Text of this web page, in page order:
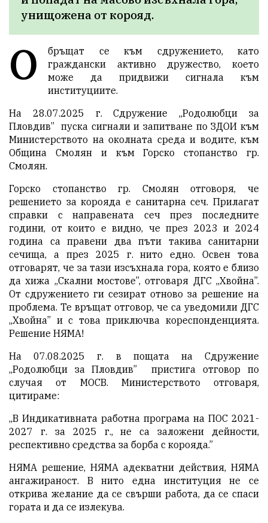
унищожена от корояд.
О
бръщат се към сдружението, като
граждански активно дружество, което
може да придвижи сигнала към
институциите.
На 28.07.2025 г. Сдружение „Родолюбци за
Пловдив” пуска сигнали и запитване по ЗДОИ към
Министерството на околната среда и водите, към
Община Смолян и към Горско стопанство гр.
Смолян.
Горско стопанство гр. Смолян отговоря, че
решението за корояда е санитарна сеч. Прилагат
справки с направената сеч през последните
години, от които е видно, че през 2023 и 2024
година са правени два пъти такива санитарни
сечища, а през 2025 г. нито едно. Освен това
отговарят, че за тази изсъхнала гора, която е близо
да хижа „Скални мостове”, отговаря ДГС „Хвойна”.
От сдружението ги сезират отново за решение на
проблема. Те връщат отговор, че са уведомили ДГС
„Хвойна” и с това приключва кореспонденцията.
Решение НЯМА!
На 07.08.2025 г. в пощата на Сдружение
„Родолюбци за Пловдив”
пристига отговор по
случая от МОСВ. Министерството отговаря,
цитираме:
„В Индикативната работна програма на ПОС 2021-
2027 г. за 2025 г., не са заложени дейности,
респективно средства за борба с корояда.”
НЯМА решение, НЯМА адекватни действия, НЯМА
ангажираност. В нито една институция не се
открива желание да се свърши работа, да се спаси
гората и да се излекува.